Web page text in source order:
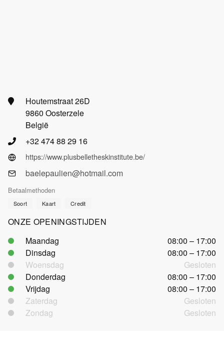
Houtemstraat 26D
9860 Oosterzele
België
+32 474 88 29 16
https://www.plusbelletheskinstitute.be/
baelepaulien@hotmail.com
Betaalmethoden
Soort Kaart Credit
ONZE OPENINGSTIJDEN
Maandag
08:00 – 17:00
Dinsdag
08:00 – 17:00
Woensdag
Gesloten
Donderdag
08:00 – 17:00
Vrijdag
08:00 – 17:00
Zaterdag
Gesloten
Zondag
Gesloten